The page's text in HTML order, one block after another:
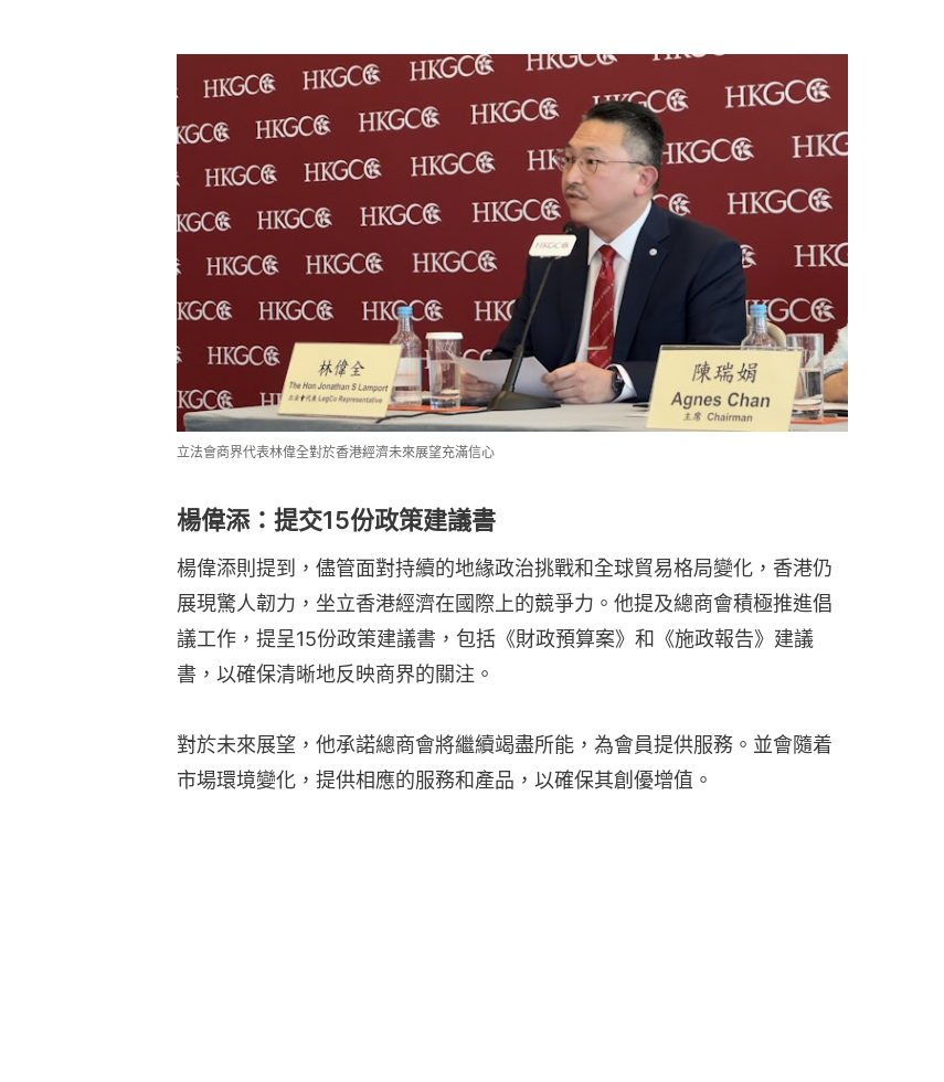
立法會商界代表林偉全對於香港經濟未來展望充滿信心
楊偉添：提交15份政策建議書
楊偉添則提到，儘管面對持續的地緣政治挑戰和全球貿易格局變化，香港仍
展現驚人韌力，坐立香港經濟在國際上的競爭力。他提及總商會積極推進倡
議工作，提呈15份政策建議書，包括《財政預算案》和《施政報告》建議
書，以確保清晰地反映商界的關注。
對於未來展望，他承諾總商會將繼續竭盡所能，為會員提供服務。並會隨着
市場環境變化，提供相應的服務和產品，以確保其創優增值。